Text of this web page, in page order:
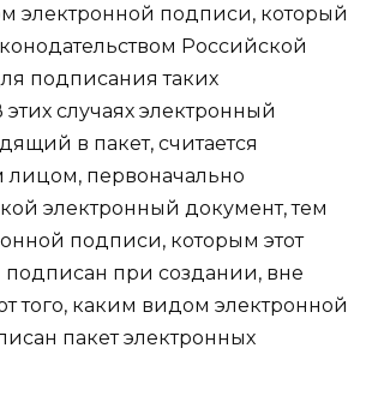
электронной подписи, который
Российской
подписания таких
случаях электронный
в пакет, считается
первоначально
электронный документ, тем
подписи, которым этот
подписан при создании, вне
того, каким видом электронной
пакет электронных